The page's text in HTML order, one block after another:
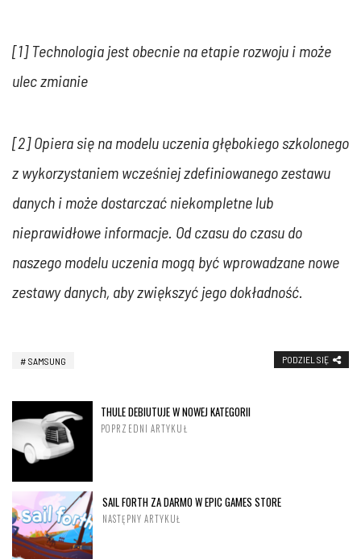
[1] Technologia jest obecnie na etapie rozwoju i może
ulec zmianie
[2] Opiera się na modelu uczenia głębokiego szkolonego
z wykorzystaniem wcześniej zdefiniowanego zestawu
danych i może dostarczać niekompletne lub
nieprawidłowe informacje. Od czasu do czasu do
naszego modelu uczenia mogą być wprowadzane nowe
zestawy danych, aby zwiększyć jego dokładność.
SAMSUNG PODZIEL SIĘ
THULE DEBIUTUJE W NOWEJ KATEGORII
POPRZEDNI ARTYKUŁ
SAIL FORTH ZA DARMO W EPIC GAMES STORE
NASTĘPNY ARTYKUŁ